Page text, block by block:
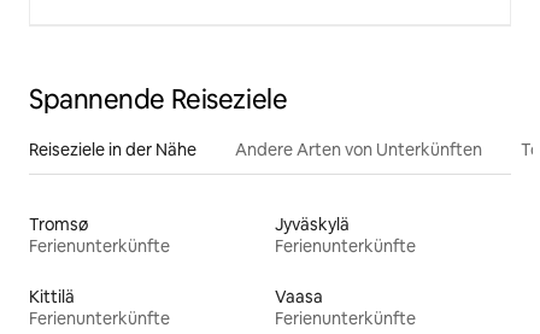
Spannende Reiseziele
Reiseziele in der Nähe Andere Arten von Unterkünften
Tromsø
Ferienunterkünfte
Jyväskylä
Ferienunterkünfte
Kittilä
Ferienunterkünfte
Vaasa
Ferienunterkünfte